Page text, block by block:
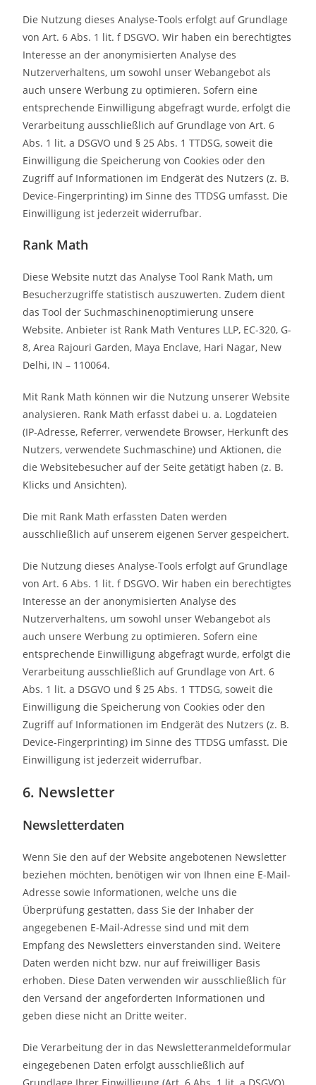
Die Nutzung dieses Analyse-Tools erfolgt auf Grundlage
von Art. 6 Abs. 1 lit. f DSGVO. Wir haben ein berechtigtes
Interesse an der anonymisierten Analyse des
Nutzerverhaltens, um sowohl unser Webangebot als
auch unsere Werbung zu optimieren. Sofern eine
entsprechende Einwilligung abgefragt wurde, erfolgt die
Verarbeitung ausschließlich auf Grundlage von Art. 6
Abs. 1 lit. a DSGVO und § 25 Abs. 1 TTDSG, soweit die
Einwilligung die Speicherung von Cookies oder den
Zugriff auf Informationen im Endgerät des Nutzers (z. B.
Device-Fingerprinting) im Sinne des TTDSG umfasst. Die
Einwilligung ist jederzeit widerrufbar.
Rank Math
Diese Website nutzt das Analyse Tool Rank Math, um
Besucherzugriffe statistisch auszuwerten. Zudem dient
das Tool der Suchmaschinenoptimierung unsere
Website. Anbieter ist Rank Math Ventures LLP, EC-320, G-
8, Area Rajouri Garden, Maya Enclave, Hari Nagar, New
Delhi, IN – 110064.
Mit Rank Math können wir die Nutzung unserer Website
analysieren. Rank Math erfasst dabei u. a. Logdateien
(IP-Adresse, Referrer, verwendete Browser, Herkunft des
Nutzers, verwendete Suchmaschine) und Aktionen, die
die Websitebesucher auf der Seite getätigt haben (z. B.
Klicks und Ansichten).
Die mit Rank Math erfassten Daten werden
ausschließlich auf unserem eigenen Server gespeichert.
Die Nutzung dieses Analyse-Tools erfolgt auf Grundlage
von Art. 6 Abs. 1 lit. f DSGVO. Wir haben ein berechtigtes
Interesse an der anonymisierten Analyse des
Nutzerverhaltens, um sowohl unser Webangebot als
auch unsere Werbung zu optimieren. Sofern eine
entsprechende Einwilligung abgefragt wurde, erfolgt die
Verarbeitung ausschließlich auf Grundlage von Art. 6
Abs. 1 lit. a DSGVO und § 25 Abs. 1 TTDSG, soweit die
Einwilligung die Speicherung von Cookies oder den
Zugriff auf Informationen im Endgerät des Nutzers (z. B.
Device-Fingerprinting) im Sinne des TTDSG umfasst. Die
Einwilligung ist jederzeit widerrufbar.
6. Newsletter
Newsletter­daten
Wenn Sie den auf der Website angebotenen Newsletter
beziehen möchten, benötigen wir von Ihnen eine E-Mail-
Adresse sowie Informationen, welche uns die
Überprüfung gestatten, dass Sie der Inhaber der
angegebenen E-Mail-Adresse sind und mit dem
Empfang des Newsletters einverstanden sind. Weitere
Daten werden nicht bzw. nur auf freiwilliger Basis
erhoben. Diese Daten verwenden wir ausschließlich für
den Versand der angeforderten Informationen und
geben diese nicht an Dritte weiter.
Die Verarbeitung der in das Newsletteranmeldeformular
eingegebenen Daten erfolgt ausschließlich auf